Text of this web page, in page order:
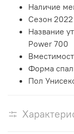
Наличие
Сезон 2022
Название
Power 700
Форма
Пол